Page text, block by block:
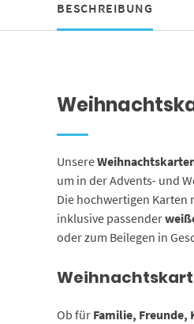
BESCHREIBUNG
Unsere
um in der Advents- und
Die hochwertigen Karten
inklusive passender
oder zum Beilegen in
Ob für Familie, Freunde,